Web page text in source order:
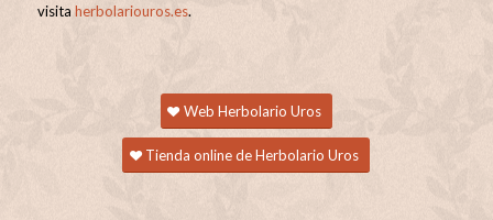
visita herbolariouros.es.
Web Herbolario Uros
Tienda online de Herbolario Uros